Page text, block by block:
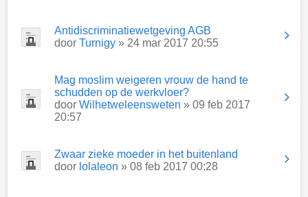
Antidiscriminatiewetgeving AGB
door Turnigy » 24 mar 2017 20:55
Mag moslim weigeren vrouw de hand te
schudden op de werkvloer?
door Wilhetweleensweten » 09 feb 2017
20:57
Zwaar zieke moeder in het buitenland
door lolaleon » 08 feb 2017 00:28